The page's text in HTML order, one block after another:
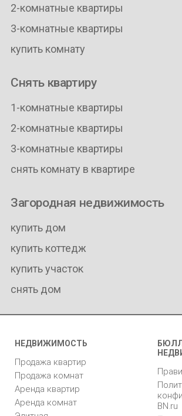
2-комнатные квартиры
3-комнатные квартиры
купить комнату
Снять квартиру
1-комнатные квартиры
2-комнатные квартиры
3-комнатные квартиры
снять комнату в квартире
Загородная недвижимость
купить дом
купить коттедж
купить участок
снять дом
НЕДВИЖИМОСТЬ
Продажа квартир
Продажа комнат
Аренда квартир
Аренда комнат
BN.ru